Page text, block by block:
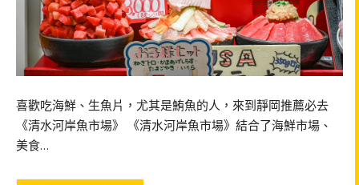
喜歡吃海鮮、生魚片，尤其是鮪魚的人，來到靜岡推薦必去
《清水河岸魚市場》 《清水河岸魚市場》結合了海鮮市場、
美食…